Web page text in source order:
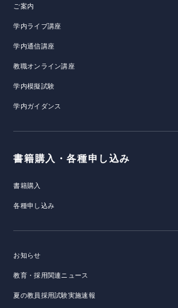
ご案内
学内ライブ講座
学内通信講座
教職オンライン講座
学内模擬試験
学内ガイダンス
書籍購入・各種申し込み
書籍購入
各種申し込み
お知らせ
教育・採用関連ニュース
夏の教員採用試験実施速報